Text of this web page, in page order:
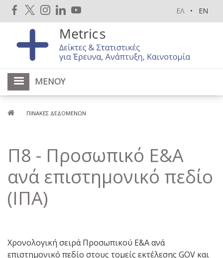
Παράκαμψη
προς
κυρίως
ΕΛ EN
ΜΕΝΟΎ
Breadcrumb
ΠΊΝΑΚΕΣ ΔΕΔΟΜΈΝΩΝ
Π8 - Προσωπικό Ε&Α
ανά επιστημονικό πεδίο
(ΙΠΑ)
Χρονολογική σειρά Προσωπικού Ε&Α ανά
επιστημονικό πεδίο στους τομείς εκτέλεσης GOV και